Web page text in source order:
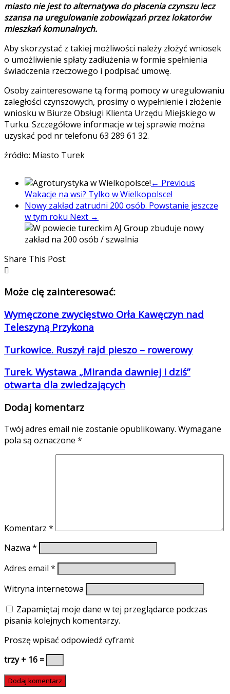
miasto nie jest to alternatywa do płacenia czynszu lecz
szansa na uregulowanie zobowiązań przez lokatorów
mieszkań komunalnych.
Aby skorzystać z takiej możliwości należy złożyć wniosek
o umożliwienie spłaty zadłużenia w formie spełnienia
świadczenia rzeczowego i podpisać umowę.
Osoby zainteresowane tą formą pomocy w uregulowaniu
zaległości czynszowych, prosimy o wypełnienie i złożenie
wniosku w Biurze Obsługi Klienta Urzędu Miejskiego w
Turku. Szczegółowe informacje w tej sprawie można
uzyskać pod nr telefonu 63 289 61 32.
źródło: Miasto Turek
← Previous
Wakacje na wsi? Tylko w Wielkopolsce!
Nowy zakład zatrudni 200 osób. Powstanie jeszcze
w tym roku Next →
Share This Post:
Może cię zainteresować:
Wymęczone zwycięstwo Orła Kawęczyn nad
Teleszyną Przykona
Turkowice. Ruszył rajd pieszo – rowerowy
Turek. Wystawa „Miranda dawniej i dziś”
otwarta dla zwiedzających
Dodaj komentarz
Twój adres email nie zostanie opublikowany. Wymagane
pola są oznaczone *
Komentarz *
Nazwa *
Adres email *
Witryna internetowa
Zapamiętaj moje dane w tej przeglądarce podczas
pisania kolejnych komentarzy.
Proszę wpisać odpowiedź cyframi:
trzy + 16 =